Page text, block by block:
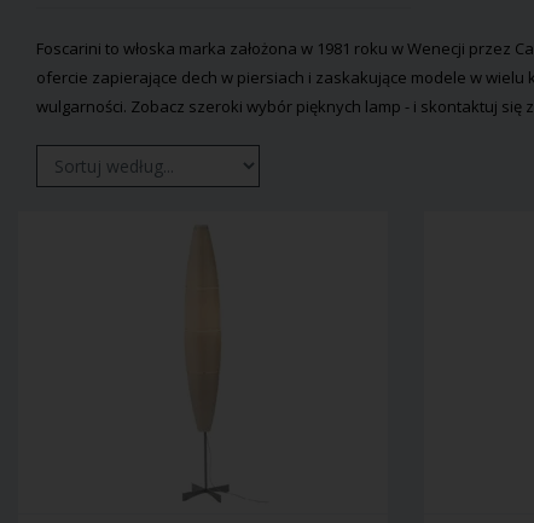
Foscarini to włoska marka założona w 1981 roku w Wenecji przez
ofercie zapierające dech w piersiach i zaskakujące modele w
wulgarności. Zobacz szeroki wybór pięknych lamp - i skontaktuj